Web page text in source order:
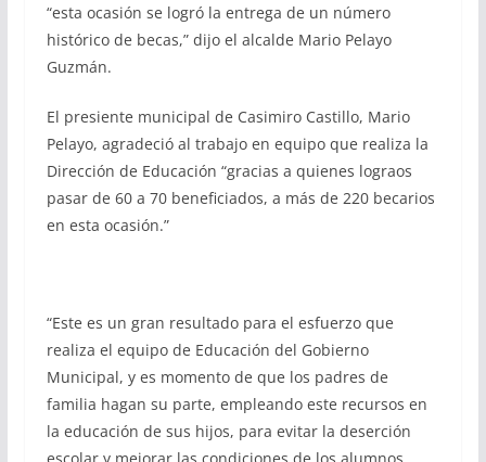
“esta ocasión se logró la entrega de un número
histórico de becas,” dijo el alcalde Mario Pelayo
Guzmán.
El presiente municipal de Casimiro Castillo, Mario
Pelayo, agradeció al trabajo en equipo que realiza la
Dirección de Educación “gracias a quienes lograos
pasar de 60 a 70 beneficiados, a más de 220 becarios
en esta ocasión.”
“Este es un gran resultado para el esfuerzo que
realiza el equipo de Educación del Gobierno
Municipal, y es momento de que los padres de
familia hagan su parte, empleando este recursos en
la educación de sus hijos, para evitar la deserción